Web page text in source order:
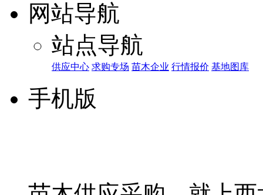
网站导航
站点导航
供应中心 求购专场 苗木企业 行情报价 基地图库
手机版